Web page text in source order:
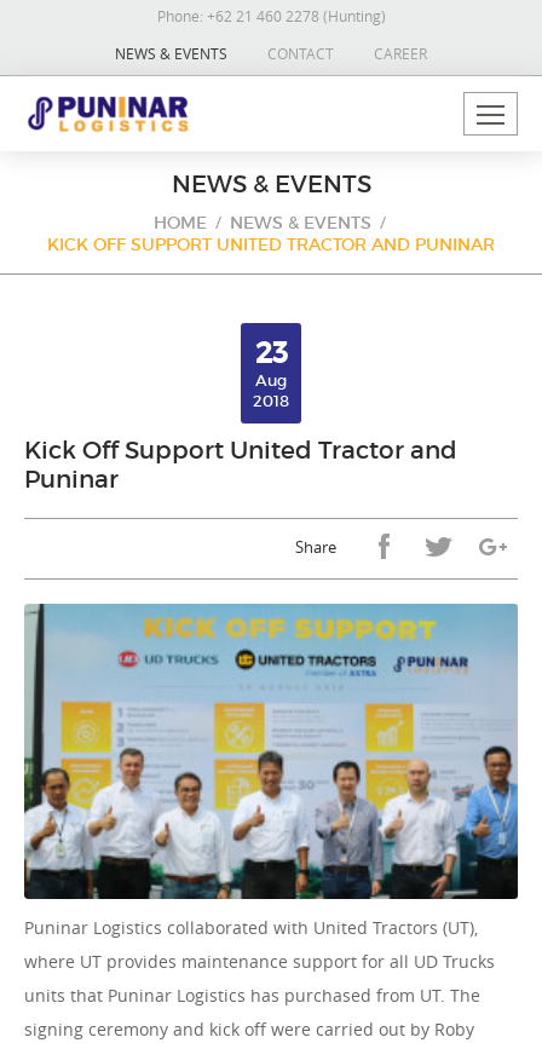
Phone: +62 21 460 2278 (Hunting)
NEWS & EVENTS
CONTACT CAREER
NEWS & EVENTS
HOME
NEWS & EVENTS
KICK OFF SUPPORT UNITED TRACTOR AND PUNINAR
23
Aug
2018
Kick Off Support United Tractor and
Puninar
Share
Puninar Logistics collaborated with United Tractors (UT),
where UT provides maintenance support for all UD Trucks
units that Puninar Logistics has purchased from UT. The
signing ceremony and kick off were carried out by Roby